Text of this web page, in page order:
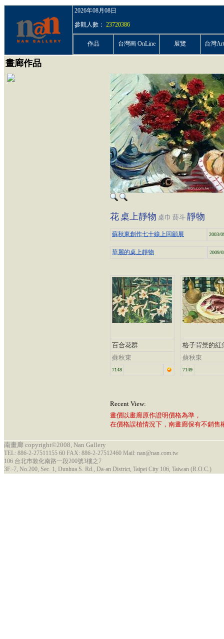
2026年08月08日
參觀人數： 23720386
作品 台灣画 OnLine 展覽 台灣
畫廊作品
花桌上靜物 桌巾 菸斗 靜物
蘇秋東創作七十線上回顧展 2003/
華麗的桌上靜物 2009/
百合花群
蘇秋東
7148
格子背景的紅
蘇秋東
7149
Recent View:
畫價以畫廊原作證明價格為準，
在價格誤植情況下，南畫廊保有不銷售
南畫廊 copyright©2008, Nan Gallery
TEL: 886-2-27511155 60 FAX: 886-2-27512460 Mail: nan@nan.com.tw
106 台北市敦化南路一段200號3樓之7
3F.-7, No.200, Sec. 1, Dunhua S. Rd., Da-an District, Taipei City 106, Taiwan (R.O.C.)